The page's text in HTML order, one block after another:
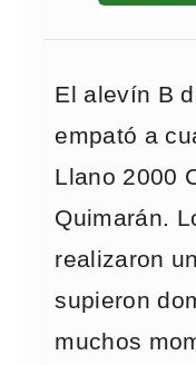
El alevín B
empató a
Llano 2000
Quimarán.
realizaron
supieron
muchos